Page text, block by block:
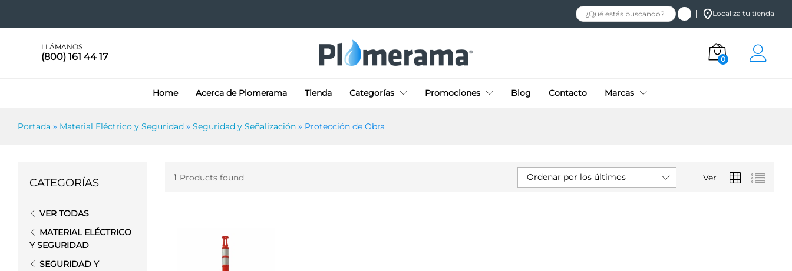
Localiza tu tienda
LLÁMANOS
(800) 161 44 17 0
Home Acerca de Plomerama Tienda Categorías Promociones Blog Contacto Marcas
Portada » Material Eléctrico y Seguridad » Seguridad y Señalización » Protección de Obra
1 Products found Ver
Ordenar por los últimos
CATEGORÍAS
VER TODAS
MATERIAL ELÉCTRICO
Y SEGURIDAD
SEGURIDAD Y